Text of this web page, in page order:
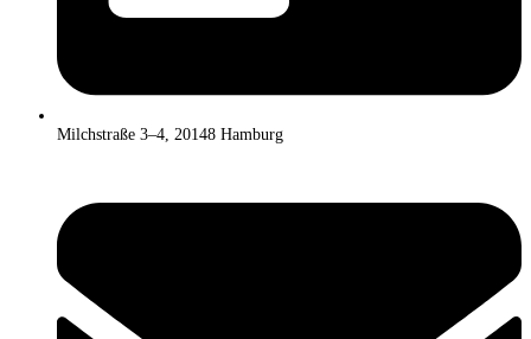
Milchstraße 3–4, 20148 Hamburg